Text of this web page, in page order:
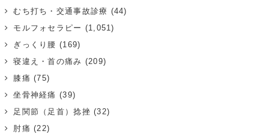
むち打ち・交通事故診療 (44)
モルフォセラピー (1,051)
ぎっくり腰 (169)
寝違え・首の痛み (209)
膝痛 (75)
坐骨神経痛 (39)
足関節（足首）捻挫 (32)
肘痛 (22)